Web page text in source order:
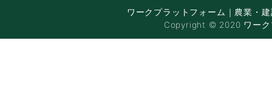
ワークプラットフォーム｜農業・
Copyright © 2020 ワーク